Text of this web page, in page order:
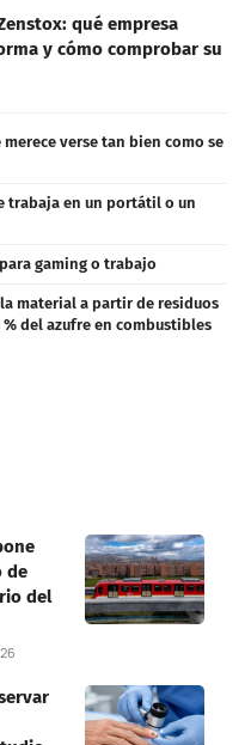
qué empresa
y cómo comprobar su
verse tan bien como se
trabaja en un portátil o un
gaming o trabajo
material a partir de residuos
del azufre en combustibles
de
del